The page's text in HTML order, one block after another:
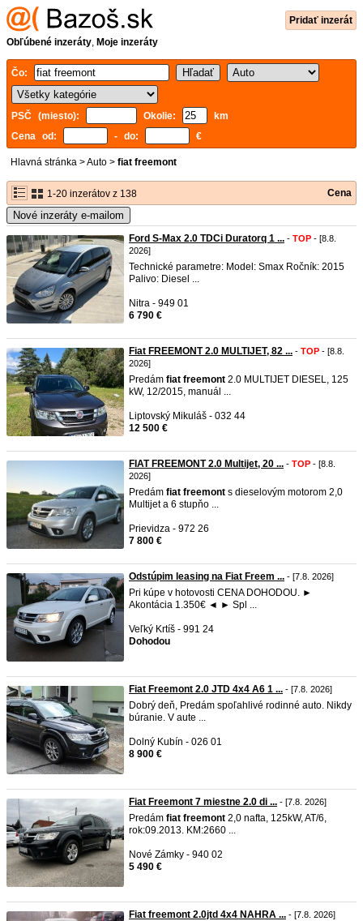
Pridať inzerát
Obľúbené inzeráty, Moje inzeráty
Čo:
PSČ (miesto): Okolie:
km
Cena od:
- do: €
Hlavná stránka >Auto > fiat freemont
1-20 inzerátov z 138 Cena
Nové inzeráty e-mailom
Ford S-Max 2.0 TDCi Duratorq 1 ... - TOP - [8.8.
2026]
Technické parametre: Model: Smax Ročník: 2015
Palivo: Diesel ...
Nitra - 949 01
6 790 €
Fiat FREEMONT 2.0 MULTIJET, 82 ... - TOP - [8.8.
2026]
Predám fiat freemont 2.0 MULTIJET DIESEL, 125
kW, 12/2015, manuál ...
Liptovský Mikuláš - 032 44
12 500 €
FIAT FREEMONT 2.0 Multijet, 20 ... - TOP - [8.8.
2026]
Predám fiat freemont s dieselovým motorom 2,0
Multijet a 6 stupňo ...
Prievidza - 972 26
7 800 €
Odstúpim leasing na Fiat Freem ... - [7.8. 2026]
Pri kúpe v hotovosti CENA DOHODOU. ►
Akontácia 1.350€ ◄ ► Spl ...
Veľký Krtíš - 991 24
Dohodou
Fiat Freemont 2.0 JTD 4x4 A6 1 ... - [7.8. 2026]
Dobrý deň, Predám spoľahlivé rodinné auto. Nikdy
búranie. V aute ...
Dolný Kubín - 026 01
8 900 €
Fiat Freemont 7 miestne 2.0 di ... - [7.8. 2026]
Predám fiat freemont 2,0 nafta, 125kW, AT/6,
rok:09.2013. KM:2660 ...
Nové Zámky - 940 02
5 490 €
Fiat freemont 2.0jtd 4x4 NAHRA ... - [7.8. 2026]